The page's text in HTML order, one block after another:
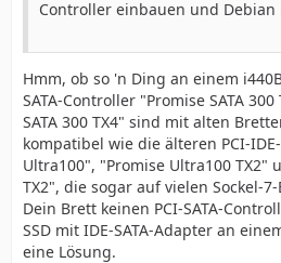
Controller einbauen und
Hmm, ob so 'n Ding an einem
SATA-Controller "Promise SATA
SATA 300 TX4" sind mit alten
kompatibel wie die älteren PCI-
Ultra100", "Promise Ultra100 TX2"
TX2", die sogar auf vielen Sockel-
Dein Brett keinen PCI-SATA-
SSD mit IDE-SATA-Adapter an
eine Lösung.